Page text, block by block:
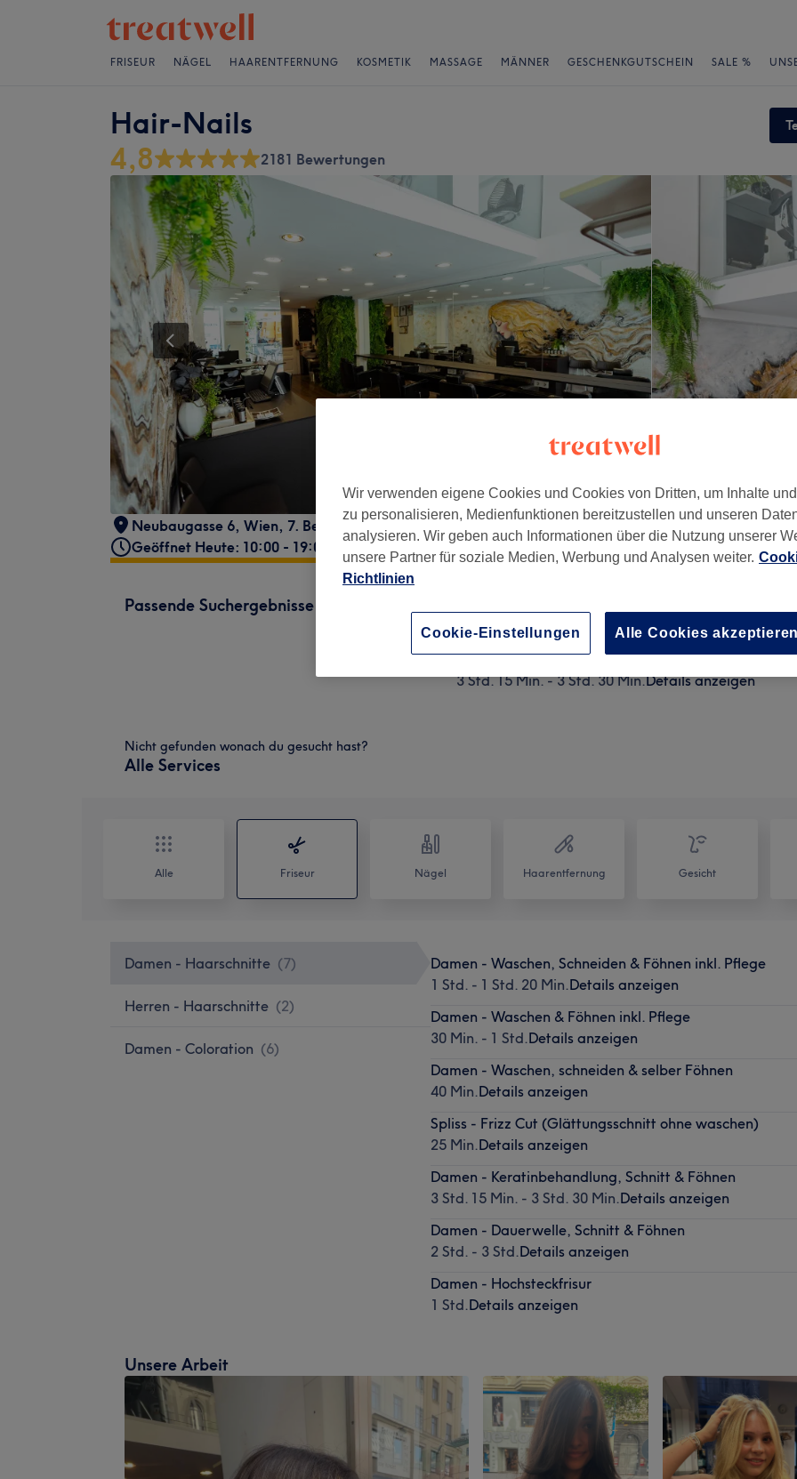
FRISEUR NÄGEL HAARENTFERNUNG KOSMETIK MASSAGE MÄNNER GESCHENKGUTSCHEIN SALE %
Hair-Nails
4,8 2181 Bewertungen
Neubaugasse 6, Wien, 7. Bezirk, 1070
Geöffnet Heute: 10:00 - 19:00
Passende Suchergebnisse
2 Std. - 3 Std.Details anzeigen
Damen - Keratinbehandlung, Schnitt & Föhnen
3 Std. 15 Min. - 3 Std. 30 Min.Details anzeigen
Nicht gefunden wonach du gesucht hast?
Alle Services
Alle Friseur Nägel Haarentfernung Gesicht
Damen - Haarschnitte (7)
Herren - Haarschnitte (2)
Damen - Coloration (6)
Damen - Waschen, Schneiden & Föhnen inkl. Pflege
1 Std. - 1 Std. 20 Min.Details anzeigen
Damen - Waschen & Föhnen inkl. Pflege
30 Min. - 1 Std.Details anzeigen
Damen - Waschen, schneiden & selber Föhnen
40 Min.Details anzeigen
Spliss - Frizz Cut (Glättungsschnitt ohne waschen)
25 Min.Details anzeigen
Damen - Keratinbehandlung, Schnitt & Föhnen
3 Std. 15 Min. - 3 Std. 30 Min.Details anzeigen
Damen - Dauerwelle, Schnitt & Föhnen
2 Std. - 3 Std.Details anzeigen
Damen - Hochsteckfrisur
1 Std.Details anzeigen
Unsere Arbeit
Wir verwenden eigene Cookies und Cookies von Dritten, um Inhalte
zu personalisieren, Medienfunktionen bereitzustellen und unseren
analysieren. Wir geben auch Informationen über die Nutzung unserer
unsere Partner für soziale Medien, Werbung und Analysen weiter.
Richtlinien
Alle Cookies
Cookie-Einstellungen